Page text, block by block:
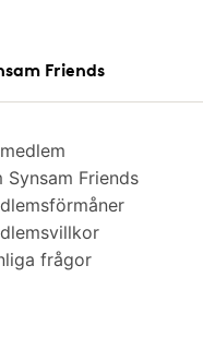
Friends
Synsam Friends
frågor